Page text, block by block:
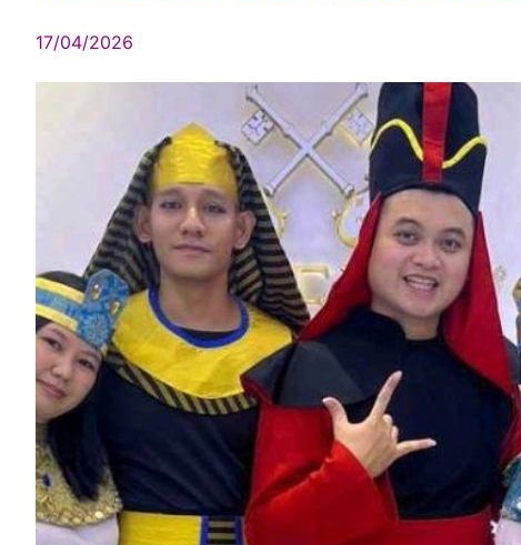
17/04/2026